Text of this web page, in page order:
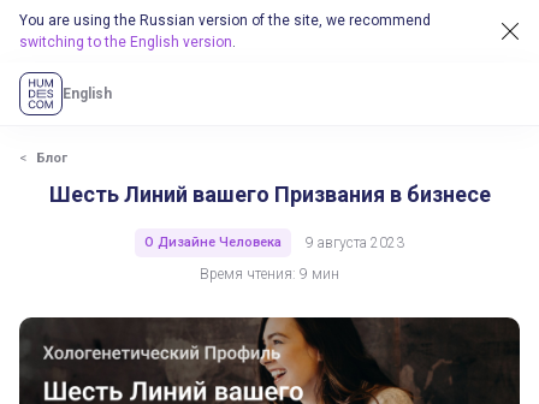
You are using the Russian version of the site, we recommend
switching to the English version.
English
Блог
Шесть Линий вашего Призвания в бизнесе
О Дизайне Человека
9 августа 2023
Время чтения: 9 мин